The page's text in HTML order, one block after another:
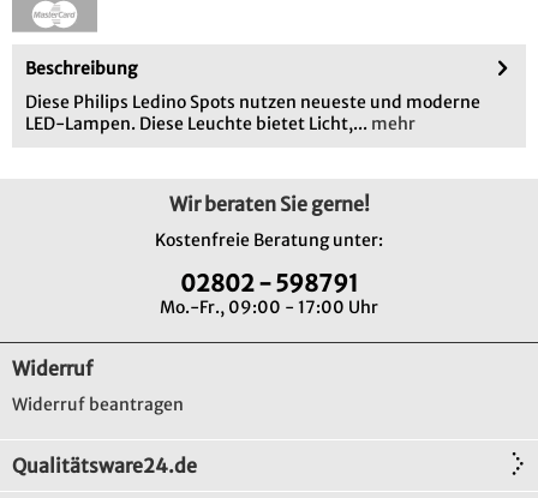
Beschreibung
Diese Philips Ledino Spots nutzen neueste und moderne
LED-Lampen. Diese Leuchte bietet Licht,... mehr
Wir beraten Sie gerne!
Kostenfreie Beratung unter:
02802 - 598791
Mo.-Fr., 09:00 - 17:00 Uhr
Widerruf
Widerruf beantragen
Qualitätsware24.de